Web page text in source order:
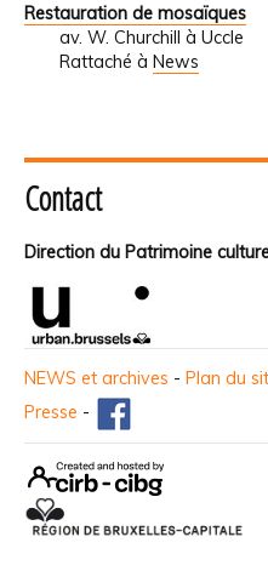
Restauration de mosaïques
av. W. Churchill à Uccle
Rattaché à News
Contact
Direction du Patrimoine
NEWS et archives - Plan du
Presse -